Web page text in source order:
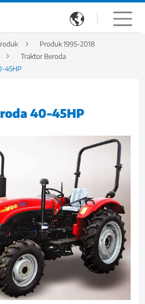

Produk 1995-2018
Traktor Beroda
45HP
40-45HP